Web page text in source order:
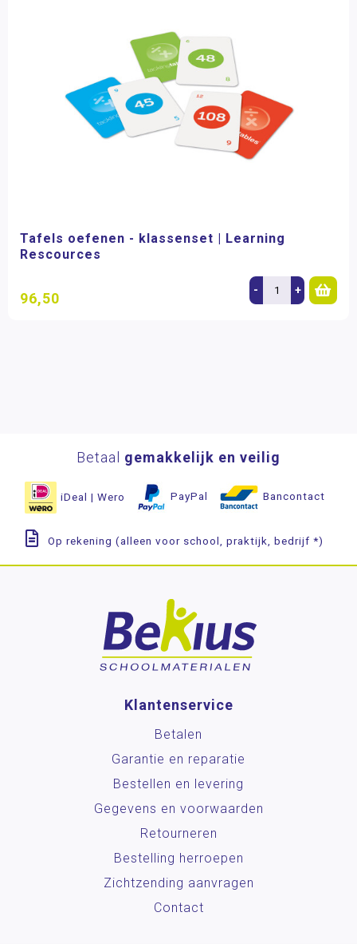
Tafels oefenen - klassenset | Learning
Rescources
96,50 - +
Betaal gemakkelijk en veilig
iDeal | Wero PayPal Bancontact
Op rekening (alleen voor school, praktijk, bedrijf *)
Klantenservice
Betalen
Garantie en reparatie
Bestellen en levering
Gegevens en voorwaarden
Retourneren
Bestelling herroepen
Zichtzending aanvragen
Contact